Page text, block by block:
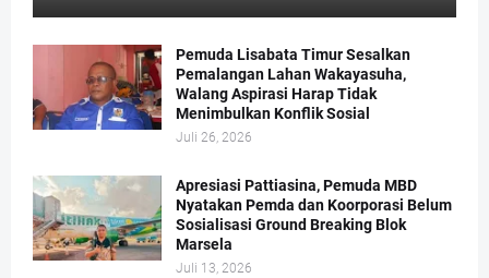
Pemuda Lisabata Timur Sesalkan
Pemalangan Lahan Wakayasuha,
Walang Aspirasi Harap Tidak
Menimbulkan Konflik Sosial
Juli 26, 2026
Apresiasi Pattiasina, Pemuda MBD
Nyatakan Pemda dan Koorporasi Belum
Sosialisasi Ground Breaking Blok
Marsela
Juli 13, 2026